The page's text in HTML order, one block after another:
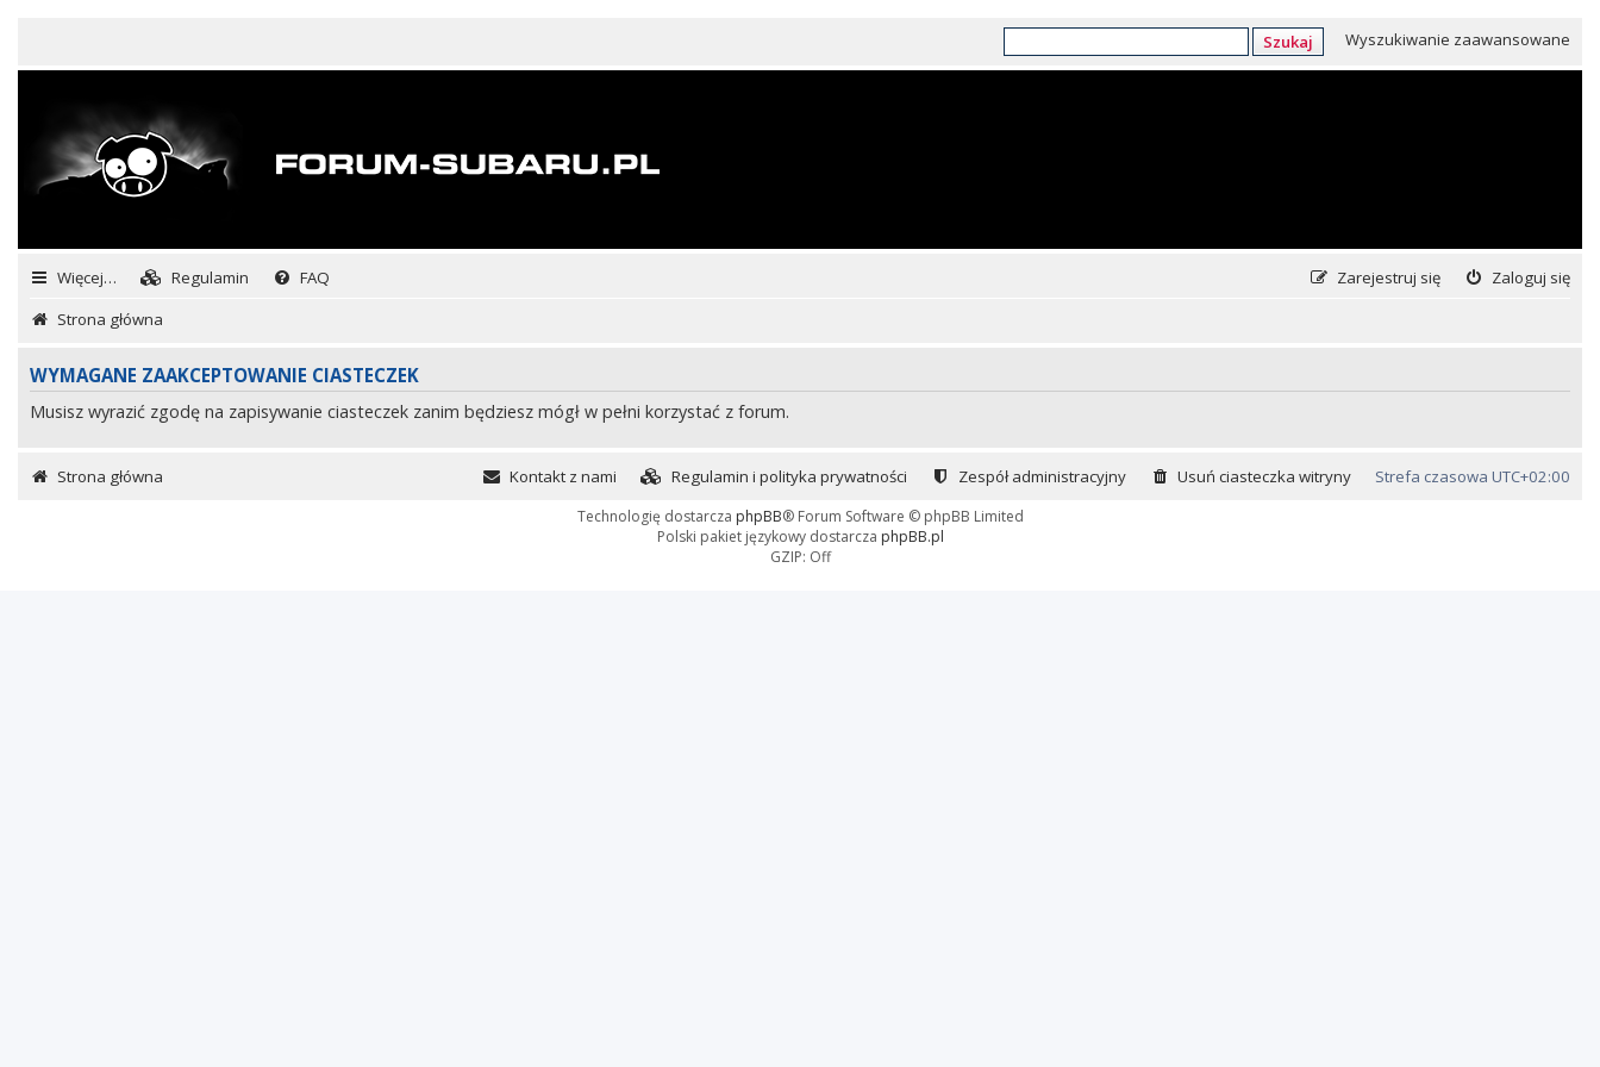
Szukaj Wyszukiwanie zaawansowane
Więcej… Regulamin FAQ Zaloguj się
Zarejestruj się
Strona główna
WYMAGANE ZAAKCEPTOWANIE CIASTECZEK
Musisz wyrazić zgodę na zapisywanie ciasteczek zanim będziesz mógł w pełni korzystać z forum.
Strona główna Strefa czasowa UTC+02:00
Usuń ciasteczka witryny
Zespół administracyjny
Regulamin i polityka prywatności
Kontakt z nami
Technologię dostarcza phpBB® Forum Software © phpBB Limited
Polski pakiet językowy dostarcza phpBB.pl
GZIP: Off